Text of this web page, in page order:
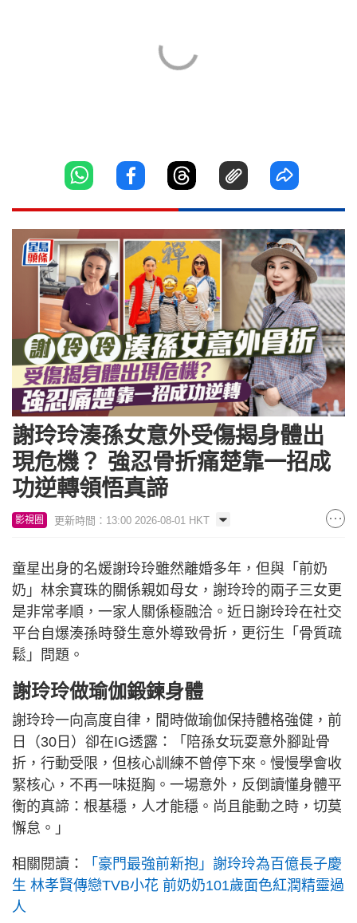
謝玲玲湊孫女意外受傷揭身體出
現危機？ 強忍骨折痛楚靠一招成
功逆轉領悟真諦
影視圈 更新時間：13:00 2026-08-01 HKT
童星出身的名媛謝玲玲雖然離婚多年，但與「前奶
奶」林余寶珠的關係親如母女，謝玲玲的兩子三女更
是非常孝順，一家人關係極融洽。近日謝玲玲在社交
平台自爆湊孫時發生意外導致骨折，更衍生「骨質疏
鬆」問題。
謝玲玲做瑜伽鍛鍊身體
謝玲玲一向高度自律，閒時做瑜伽保持體格強健，前
日（30日）卻在IG透露：「陪孫女玩耍意外腳趾骨
折，行動受限，但核心訓練不曾停下來。慢慢學會收
緊核心，不再一味挺胸。一場意外，反倒讀懂身體平
衡的真諦：根基穩，人才能穩。尚且能動之時，切莫
懈怠。」
相關閱讀：
「豪門最強前新抱」謝玲玲為百億長子慶
生 林孝賢傳戀TVB小花 前奶奶101歲面色紅潤精靈過
人